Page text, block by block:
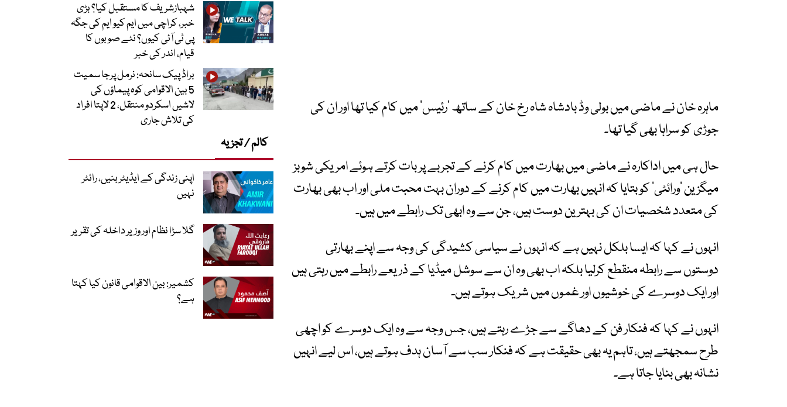
ماہرہ خان نے ماضی میں بولی وڈ بادشاہ شاہ رخ خان کے ساتھ ’رئیس‘ میں کام کیا تھا اور ان کی
جوڑی کو سراہا بھی گیا تھا۔
حال ہی میں اداکارہ نے ماضی میں بھارت میں کام کرنے کے تجربے پر بات کرتے ہوئے امریکی شوبز
میگزین ’ورائٹی‘ کو بتایا کہ انہیں بھارت میں کام کرنے کے دوران بہت محبت ملی اور اب بھی بھارت
کی متعدد شخصیات ان کی بہترین دوست ہیں، جن سے وہ ابھی تک رابطے میں ہیں۔
انہوں نے کہا کہ ایسا بلکل نہیں ہے کہ انہوں نے سیاسی کشیدگی کی وجہ سے اپنے بھارتی
دوستوں سے رابطہ منقطع کرلیا بلکہ اب بھی وہ ان سے سوشل میڈیا کے ذریعے رابطے میں رہتی ہیں
اور ایک دوسرے کی خوشیوں اور غموں میں شریک ہوتے ہیں۔
انہوں نے کہا کہ فنکار فن کے دھاگے سے جڑے رہتے ہیں، جس وجہ سے وہ ایک دوسرے کو اچھی
طرح سمجھتے ہیں، تاہم یہ بھی حقیقت ہے کہ فنکار سب سے آسان ہدف ہوتے ہیں، اس لیے انہیں
نشانہ بھی بنایا جاتا ہے۔
شہبازشریف کا مستقبل کیا؟ بڑی
خبر، کراچی میں ایم کیو ایم کی جگہ
پی ٹی آئی کیوں؟ نئے صوبوں کا
قیام، اندر کی خبر
براڈ پیک سانحہ: نرمل پرجا سمیت
5 بین الاقوامی کوہ پیماؤں کی
لاشیں اسکردو منتقل، 2 لاپتا افراد
کی تلاش جاری
کالم / تجزیہ
اپنی زندگی کے ایڈیٹر بنیں، رائٹر
نہیں
گلا سڑا نظام اور وزیر داخلہ کی تقریر
کشمیر: بین الاقوامی قانون کیا کہتا
ہے؟